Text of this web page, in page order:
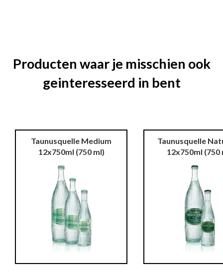
Producten waar je misschien ook
geinteresseerd in bent
Taunusquelle Medium
12x750ml (750 ml)
Taunusquelle
12x750ml (750